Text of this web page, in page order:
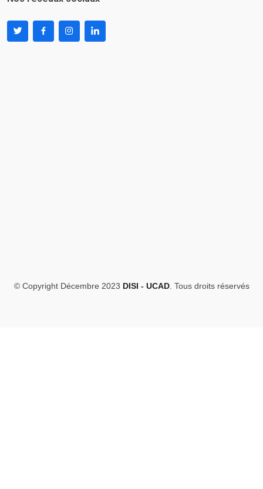
© Copyright Décembre 2023 DISI - UCAD. Tous droits réservés